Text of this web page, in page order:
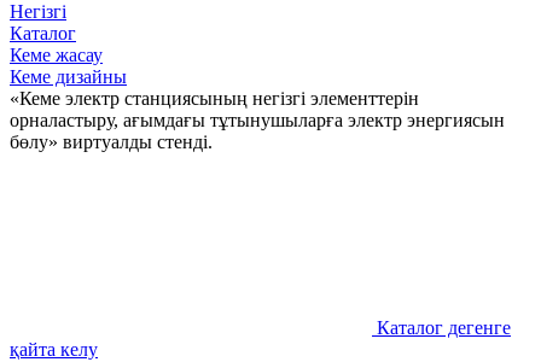
Негізгі
Каталог
Кеме жасау
Кеме дизайны
«Кеме электр станциясының негізгі элементтерін
орналастыру, ағымдағы тұтынушыларға электр энергиясын
бөлу» виртуалды стенді.
Каталог дегенге
қайта келу